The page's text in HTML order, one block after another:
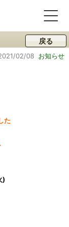
戻る
02/08 お知らせ
た
)